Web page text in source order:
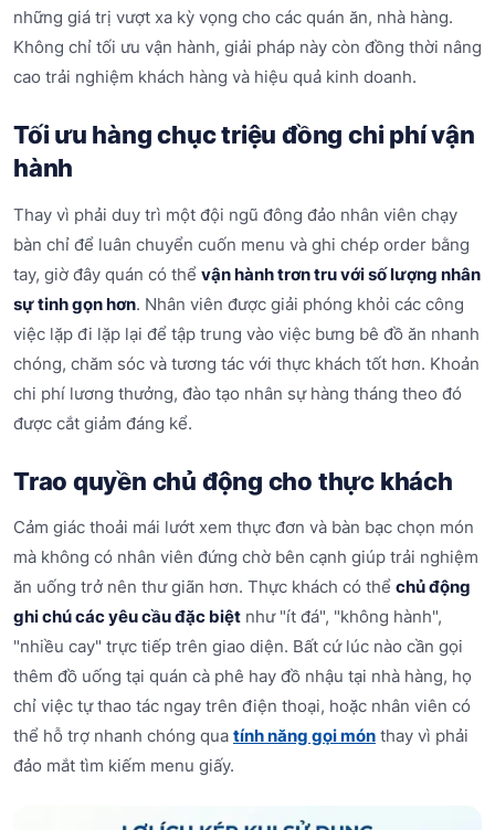
những giá trị vượt xa kỳ vọng cho các quán ăn, nhà hàng.
Không chỉ tối ưu vận hành, giải pháp này còn đồng thời nâng
cao trải nghiệm khách hàng và hiệu quả kinh doanh.
Tối ưu hàng chục triệu đồng chi phí vận
hành
Thay vì phải duy trì một đội ngũ đông đảo nhân viên chạy
bàn chỉ để luân chuyển cuốn menu và ghi chép order bằng
tay, giờ đây quán có thể vận hành trơn tru với số lượng nhân
sự tinh gọn hơn. Nhân viên được giải phóng khỏi các công
việc lặp đi lặp lại để tập trung vào việc bưng bê đồ ăn nhanh
chóng, chăm sóc và tương tác với thực khách tốt hơn. Khoản
chi phí lương thưởng, đào tạo nhân sự hàng tháng theo đó
được cắt giảm đáng kể.
Trao quyền chủ động cho thực khách
Cảm giác thoải mái lướt xem thực đơn và bàn bạc chọn món
mà không có nhân viên đứng chờ bên cạnh giúp trải nghiệm
ăn uống trở nên thư giãn hơn. Thực khách có thể chủ động
ghi chú các yêu cầu đặc biệt như "ít đá", "không hành",
"nhiều cay" trực tiếp trên giao diện. Bất cứ lúc nào cần gọi
thêm đồ uống tại quán cà phê hay đồ nhậu tại nhà hàng, họ
chỉ việc tự thao tác ngay trên điện thoại, hoặc nhân viên có
thể hỗ trợ nhanh chóng qua tính năng gọi món thay vì phải
đảo mắt tìm kiếm menu giấy.